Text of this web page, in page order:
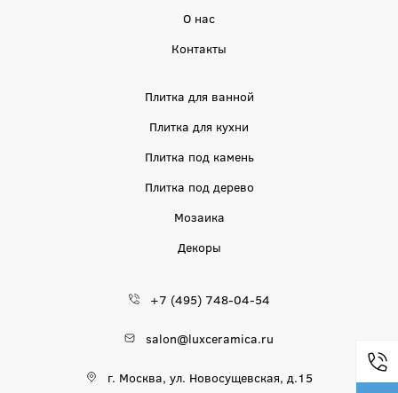
О нас
Контакты
Плитка для ванной
Плитка для кухни
Плитка под камень
Плитка под дерево
Мозаика
Декоры
+7 (495) 748-04-54
salon@luxceramica.ru
г. Москва, ул. Новосущевская, д.15